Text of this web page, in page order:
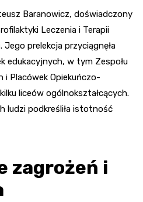
Baranowicz, doświadczony
Leczenia i Terapii
Jego prelekcja przyciągnęła
edukacyjnych, w tym Zespołu
i Placówek Opiekuńczo-
liceów ogólnokształcących.
ludzi podkreśliła istotność
zagrożeń i